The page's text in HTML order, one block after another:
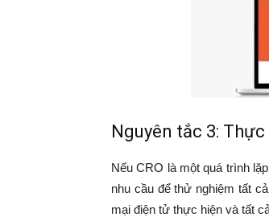
Nguyên tắc 3:
Nếu CRO là một quá trình
nhu cầu để thử nghiệm tất
mại điện tử thực hiện và tất